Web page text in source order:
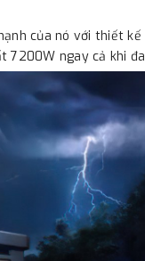
của nó với thiết
7200W ngay cả khi